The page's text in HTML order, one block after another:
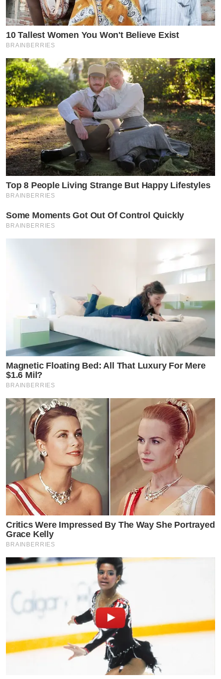
10 Tallest Women You Won't Believe Exist
BRAINBERRIES
Top 8 People Living Strange But Happy Lifestyles
BRAINBERRIES
Some Moments Got Out Of Control Quickly
BRAINBERRIES
Magnetic Floating Bed: All That Luxury For Mere
$1.6 Mil?
BRAINBERRIES
Critics Were Impressed By The Way She Portrayed
Grace Kelly
BRAINBERRIES